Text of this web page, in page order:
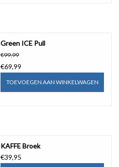
Green ICE Pull
€99,99
€69,99
TOEVOEGEN AAN WINKELWAGEN
KAFFE Broek
€39,95